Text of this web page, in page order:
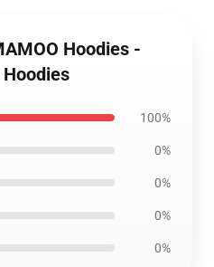
Hoodies -
100%
0%
0%
0%
0%